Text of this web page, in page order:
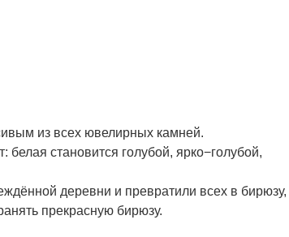
из всех ювелирных камней.
становится голубой, ярко−голубой,
деревни и превратили всех в бирюзу,
прекрасную бирюзу.